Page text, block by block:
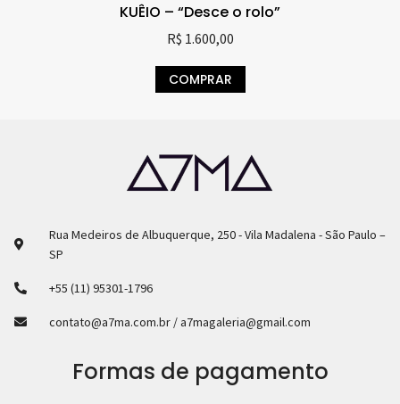
KUÊIO – “Desce o rolo”
R$ 1.600,00
COMPRAR
Rua Medeiros de Albuquerque, 250 - Vila Madalena - São Paulo –
SP
+55 (11) 95301-1796
contato@a7ma.com.br / a7magaleria@gmail.com
Formas de pagamento